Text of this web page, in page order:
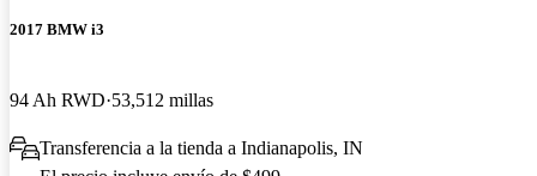
2017 BMW i3
94 Ah RWD 53,512 millas
Transferencia a la tienda a Indianapolis, IN